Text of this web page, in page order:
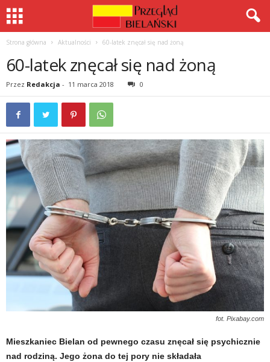
Strona główna Aktualności 60-latek znęcał się nad żoną
60-latek znęcał się nad żoną
Przez Redakcja - 11 marca 2018 0
fot. Pixabay.com
Mieszkaniec Bielan od pewnego czasu znęcał się psychicznie
nad rodziną. Jego żona do tej pory nie składała